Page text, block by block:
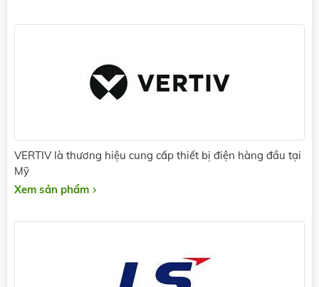
VERTIV là thương hiệu cung cấp thiết bị điện hàng đầu tại
Mỹ
Xem sản phẩm